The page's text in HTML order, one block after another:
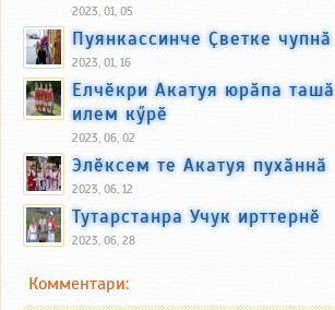
2023, 01, 05
Пуянкассинче Ҫветке чупнӑ
2023, 01, 16
Елчӗкри Акатуя юрӑпа
илем кӳрӗ
2023, 06, 02
Элӗксем те Акатуя пухӑннӑ
2023, 06, 12
Тутарстанра Учук ирттернӗ
2023, 06, 28
Комментари: